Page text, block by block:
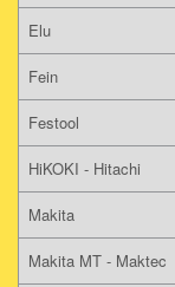
Elu
Fein
Festool
HiKOKI - Hitachi
Makita
Makita MT - Maktec